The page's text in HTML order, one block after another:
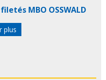
MBO OSSWALD
plus